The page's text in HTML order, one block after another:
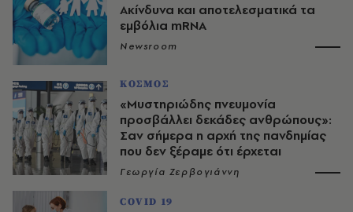
Ακίνδυνα και αποτελεσματικά τα
εμβόλια mRNA
Newsroom
ΚΟΣΜΟΣ
«Μυστηριώδης πνευμονία
προσβάλλει δεκάδες ανθρώπους»:
Σαν σήμερα η αρχή της πανδημίας
που δεν ξέραμε ότι έρχεται
Γεωργία Ζερβογιάννη
COVID 19